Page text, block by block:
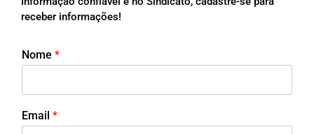
receber informações!
Nome *
Email *